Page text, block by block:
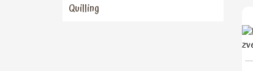
Quilling